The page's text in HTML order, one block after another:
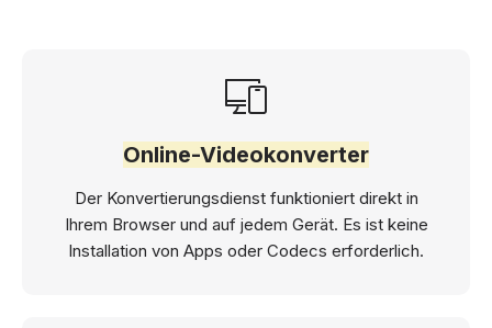
Online-Videokonverter
Der Konvertierungsdienst funktioniert direkt in
Ihrem Browser und auf jedem Gerät. Es ist keine
Installation von Apps oder Codecs erforderlich.